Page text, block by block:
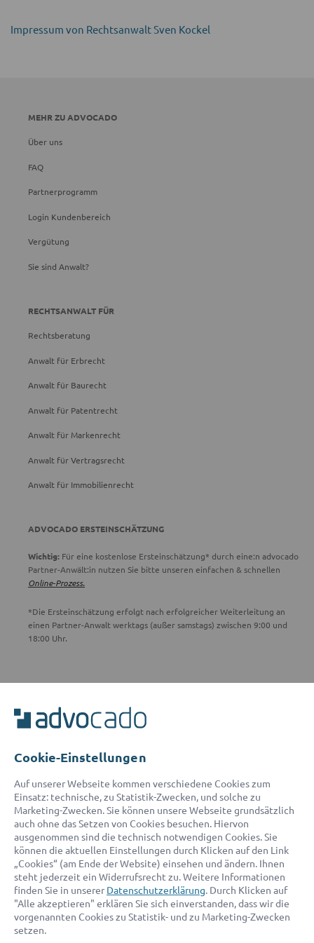
Impressum von Rechtsanwalt Sven Kockel
MEHR ZU ADVOCADO
Über uns
FAQ
Partnerprogramm
Login Kundenbereich
Vergütung
Sie sind Anwalt?
RECHTSANWALT FÜR
Rechtsberatung
Anwalt für Erbrecht
Anwalt für Baurecht
Anwalt für Patentrecht
Anwalt für Markenrecht
Anwalt für Vertragsrecht
Anwalt für Immobilienrecht
ADVOCADO ERSTEINSCHÄTZUNG
Wichtig: Für eine kostenlose Ersteinschätzung* durch eine:n advocado
Partner-Anwält:in nutzen Sie bitte unseren einfachen & schnellen
Online-Prozess.
*Die Ersteinschätzung erfolgt nach erfolgreicher Weiterleitung an
einen Partner-Anwalt werktags (außer samstags) zwischen 9:00 und
18:00 Uhr.
Unser Serviceteam ist von 8:00 bis 17:00 Uhr für Sie erreichbar.
E-Mail:
service@advocado.com
© 2026 advocado - einfach online den passenden Rechtsanwalt finden
Auszeichnungen:
Cookie-Einstellungen
Auf unserer Webseite kommen verschiedene Cookies zum
Einsatz: technische, zu Statistik-Zwecken, und solche zu
Marketing-Zwecken. Sie können unsere Webseite grundsätzlich
auch ohne das Setzen von Cookies besuchen. Hiervon
ausgenommen sind die technisch notwendigen Cookies. Sie
können die aktuellen Einstellungen durch Klicken auf den Link
„Cookies“ (am Ende der Website) einsehen und ändern. Ihnen
steht jederzeit ein Widerrufsrecht zu. Weitere Informationen
finden Sie in unserer Datenschutzerklärung. Durch Klicken auf
"Alle akzeptieren" erklären Sie sich einverstanden, dass wir die
vorgenannten Cookies zu Statistik- und zu Marketing-Zwecken
setzen.